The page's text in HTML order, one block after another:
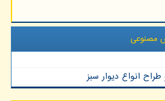
مصنوعی
انواع دیوار سبز